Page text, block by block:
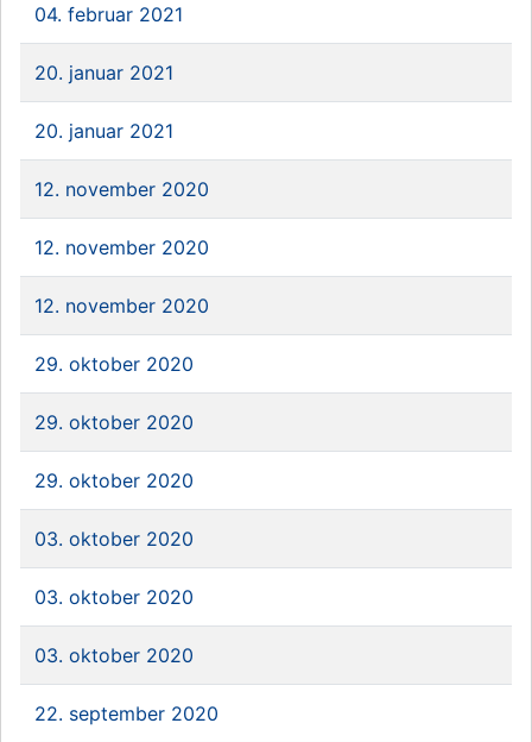
04. februar 2021
20. januar 2021
20. januar 2021
12. november 2020
12. november 2020
12. november 2020
29. oktober 2020
29. oktober 2020
29. oktober 2020
03. oktober 2020
03. oktober 2020
03. oktober 2020
22. september 2020